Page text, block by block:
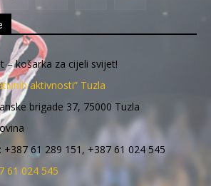
– košarka za cijeli svijet!
aktivnosti” Tuzla
brigade 37, 75000 Tuzla
61 289 151, +387 61 024 545
61 024 545